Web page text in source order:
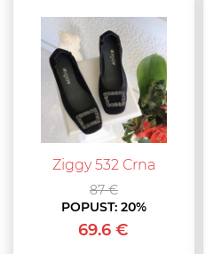
Ziggy 532 Crna
87 €
POPUST: 20%
69.6 €